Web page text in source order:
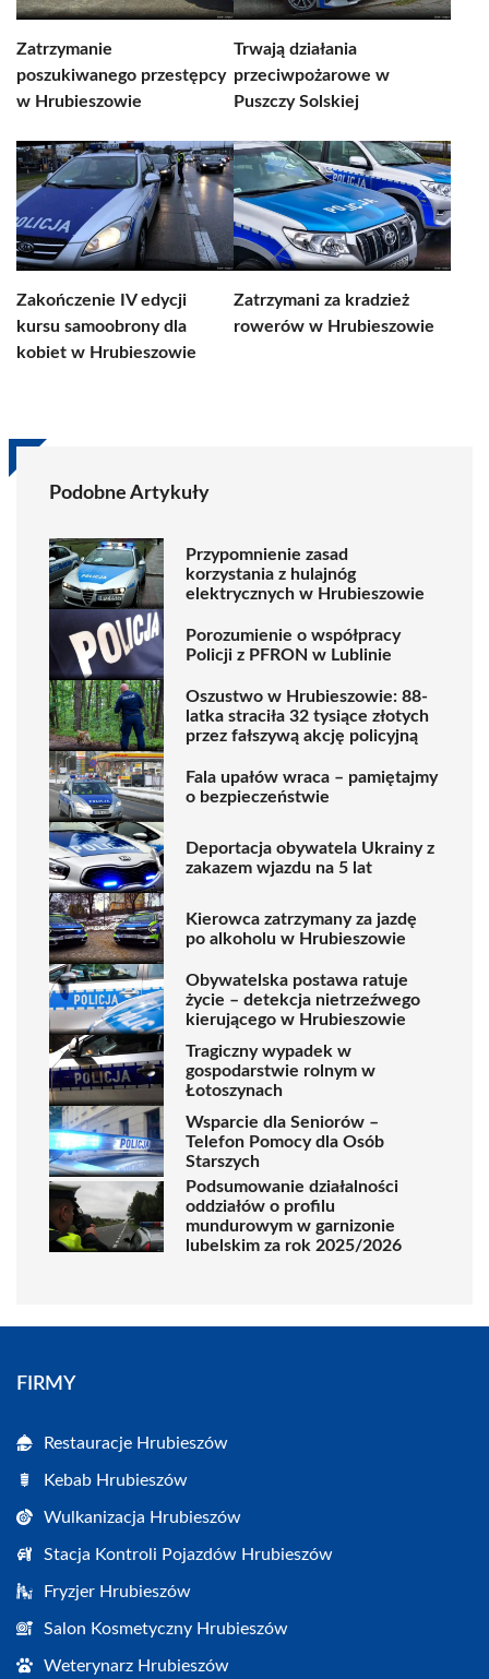
Zatrzymanie
poszukiwanego przestępcy
w Hrubieszowie
Trwają działania
przeciwpożarowe w
Puszczy Solskiej
Zakończenie IV edycji
kursu samoobrony dla
kobiet w Hrubieszowie
Zatrzymani za kradzież
rowerów w Hrubieszowie
Podobne Artykuły
Przypomnienie zasad
korzystania z hulajnóg
elektrycznych w Hrubieszowie
Porozumienie o współpracy
Policji z PFRON w Lublinie
Oszustwo w Hrubieszowie: 88-
latka straciła 32 tysiące złotych
przez fałszywą akcję policyjną
Fala upałów wraca – pamiętajmy
o bezpieczeństwie
Deportacja obywatela Ukrainy z
zakazem wjazdu na 5 lat
Kierowca zatrzymany za jazdę
po alkoholu w Hrubieszowie
Obywatelska postawa ratuje
życie – detekcja nietrzeźwego
kierującego w Hrubieszowie
Tragiczny wypadek w
gospodarstwie rolnym w
Łotoszynach
Wsparcie dla Seniorów –
Telefon Pomocy dla Osób
Starszych
Podsumowanie działalności
oddziałów o profilu
mundurowym w garnizonie
lubelskim za rok 2025/2026
FIRMY
Restauracje Hrubieszów
Kebab Hrubieszów
Wulkanizacja Hrubieszów
Stacja Kontroli Pojazdów Hrubieszów
Fryzjer Hrubieszów
Salon Kosmetyczny Hrubieszów
Weterynarz Hrubieszów